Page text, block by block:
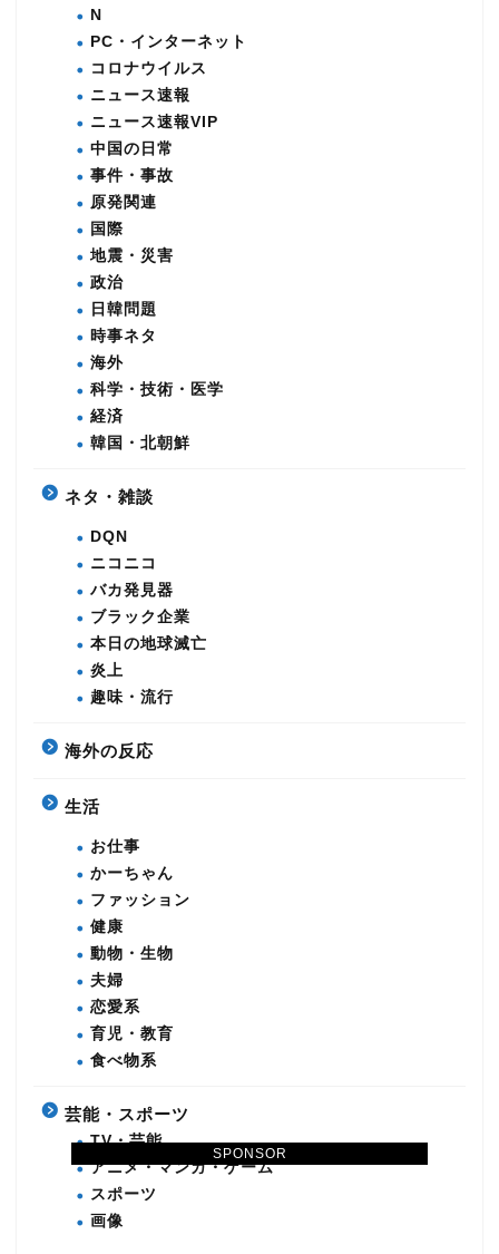
SPONSOR
N
PC・インターネット
コロナウイルス
ニュース速報
ニュース速報VIP
中国の日常
事件・事故
原発関連
国際
地震・災害
政治
日韓問題
時事ネタ
海外
科学・技術・医学
経済
韓国・北朝鮮
ネタ・雑談
DQN
ニコニコ
バカ発見器
ブラック企業
本日の地球滅亡
炎上
趣味・流行
海外の反応
生活
お仕事
かーちゃん
ファッション
健康
動物・生物
夫婦
恋愛系
育児・教育
食べ物系
芸能・スポーツ
TV・芸能
アニメ・マンガ・ゲーム
スポーツ
画像